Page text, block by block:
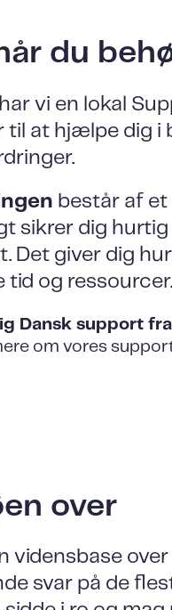
du
vi en lokal
til at hjælpe dig i
består af et
sikrer dig
Det giver dig
tid og ressourcer.
Dansk support
om vores
over
vidensbase
svar på de